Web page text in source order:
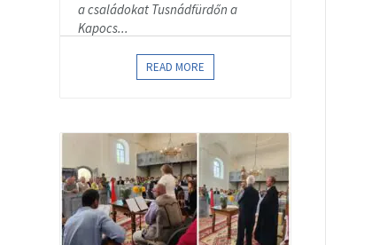
a családokat Tusnádfürdőn a
Kapocs...
READ MORE